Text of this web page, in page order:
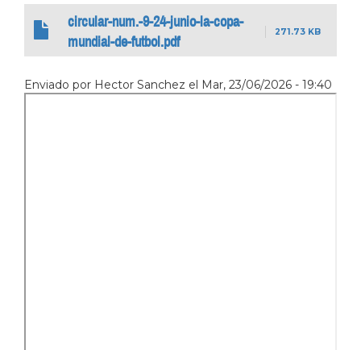
circular-num.-9-24-junio-la-copa-
mundial-de-futbol.pdf
271.73 KB
Enviado por Hector Sanchez el Mar, 23/06/2026 - 19:40